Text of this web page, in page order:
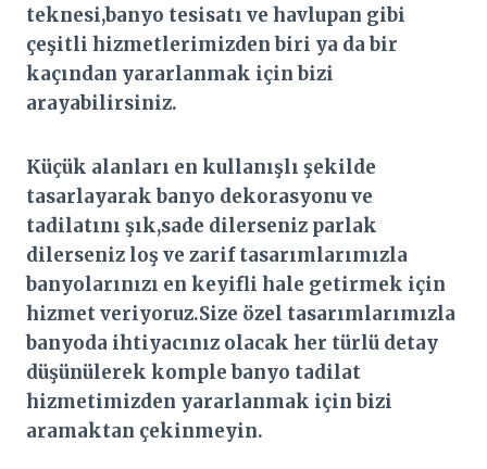
teknesi,banyo tesisatı ve havlupan gibi
çeşitli hizmetlerimizden biri ya da bir
kaçından yararlanmak için bizi
arayabilirsiniz.
Küçük alanları en kullanışlı şekilde
tasarlayarak banyo dekorasyonu ve
tadilatını şık,sade dilerseniz parlak
dilerseniz loş ve zarif tasarımlarımızla
banyolarınızı en keyifli hale getirmek için
hizmet veriyoruz.Size özel tasarımlarımızla
banyoda ihtiyacınız olacak her türlü detay
düşünülerek komple banyo tadilat
hizmetimizden yararlanmak için bizi
aramaktan çekinmeyin.